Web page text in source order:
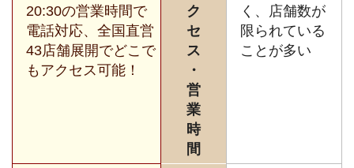
20:30の営業時間で
電話対応、全国直営
43店舗展開でどこで
もアクセス可能！
ク
セ
ス
・
営
業
時
間
く、店舗数が
限られている
ことが多い